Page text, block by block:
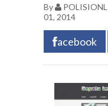
By
01, 2014
acebook